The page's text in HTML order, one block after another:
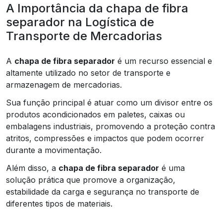
A Importância da chapa de fibra
separador na Logística de
Transporte de Mercadorias
A chapa de fibra separador é um recurso essencial e
altamente utilizado no setor de transporte e
armazenagem de mercadorias.
Sua função principal é atuar como um divisor entre os
produtos acondicionados em paletes, caixas ou
embalagens industriais, promovendo a proteção contra
atritos, compressões e impactos que podem ocorrer
durante a movimentação.
Além disso, a chapa de fibra separador é uma
solução prática que promove a organização,
estabilidade da carga e segurança no transporte de
diferentes tipos de materiais.